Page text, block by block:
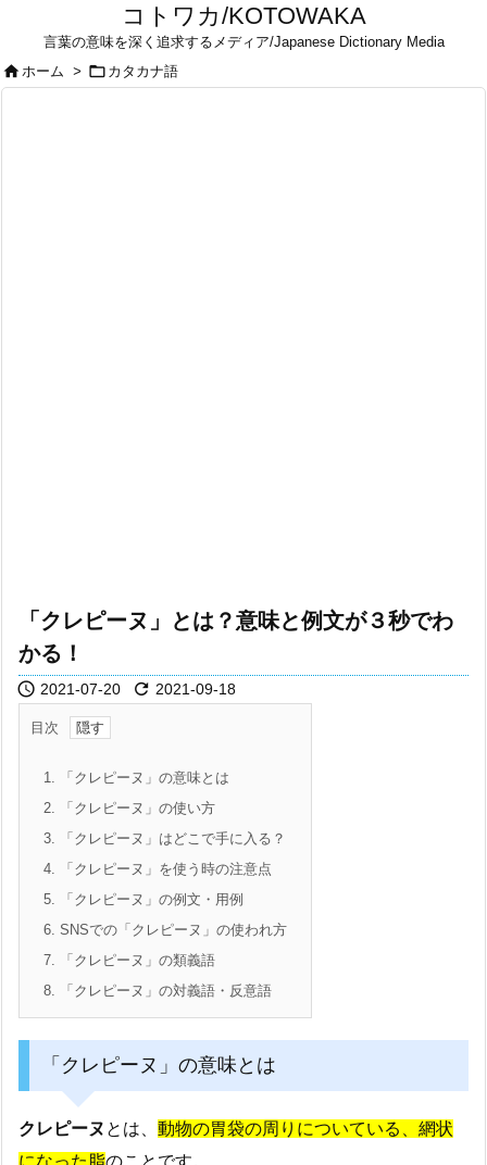
コトワカ/KOTOWAKA
言葉の意味を深く追求するメディア/Japanese Dictionary Media
ホーム >  カタカナ語
「クレピーヌ」とは？意味と例文が３秒でわ
かる！
 2021-07-20  2021-09-18
目次
1. 「クレピーヌ」の意味とは
2. 「クレピーヌ」の使い方
3. 「クレピーヌ」はどこで手に入る？
4. 「クレピーヌ」を使う時の注意点
5. 「クレピーヌ」の例文・用例
6. SNSでの「クレピーヌ」の使われ方
7. 「クレピーヌ」の類義語
8. 「クレピーヌ」の対義語・反意語
「クレピーヌ」の意味とは
クレピーヌ とは、 動物の胃袋の周りについている、網状